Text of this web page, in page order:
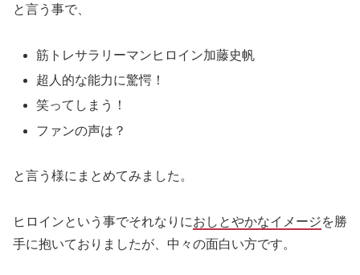
と言う事で、
筋トレサラリーマンヒロイン加藤史帆
超人的な能力に驚愕！
笑ってしまう！
ファンの声は？
と言う様にまとめてみました。
ヒロインという事でそれなりにおしとやかなイメージを勝
手に抱いておりましたが、中々の面白い方です。